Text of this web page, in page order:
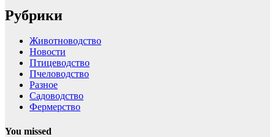
Рубрики
Животноводство
Новости
Птицеводство
Пчеловодство
Разное
Садоводство
Фермерство
You missed